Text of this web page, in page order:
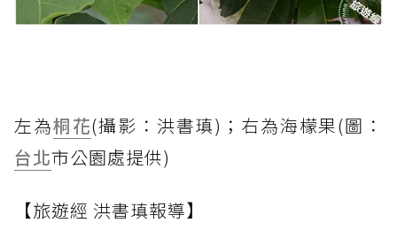
左為桐花(攝影：洪書瑱)；右為海檬果(圖：
台北市公園處提供)
【旅遊經 洪書瑱報導】